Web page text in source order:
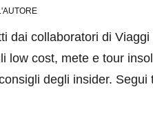
dai collaboratori di
low cost, mete e tour
degli insider.